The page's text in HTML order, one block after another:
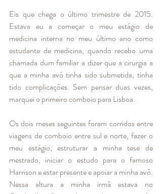
Eis que chega o último trimestre de 2015.
Estava eu a começar o meu estágio de
medicina interna no meu último ano como
estudante de medicina, quando recebo uma
chamada dum familiar a dizer que a cirurgia a
que a minha avó tinha sido submetida, tinha
tido complicações. Sem pensar duas vezes,
marquei o primeiro comboio para Lisboa.
Os dois meses seguintes foram corridos entre
viagens de comboio entre sul e norte, fazer o
meu estágio, estruturar a minha tese de
mestrado, iniciar o estudo para o famoso
Harrison e estar presente e apoiar a minha avó.
Nessa altura a minha irmã estava no